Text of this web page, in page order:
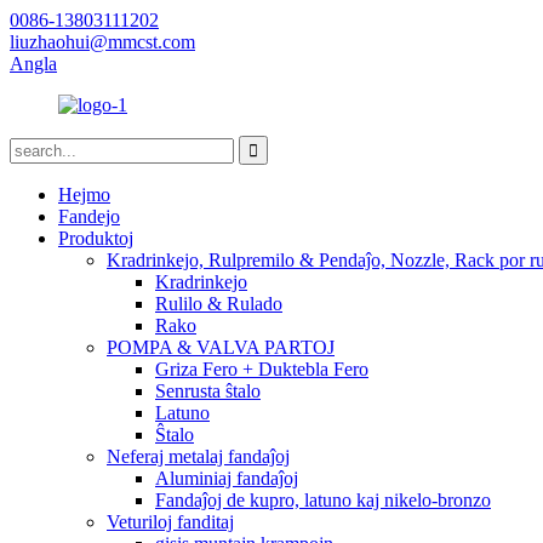
0086-13803111202
liuzhaohui@mmcst.com
Angla
Hejmo
Fandejo
Produktoj
Kradrinkejo, Rulpremilo & Pendaĵo, Nozzle, Rack por
Kradrinkejo
Rulilo & Rulado
Rako
POMPA & VALVA PARTOJ
Griza Fero + Duktebla Fero
Senrusta ŝtalo
Latuno
Ŝtalo
Neferaj metalaj fandaĵoj
Aluminiaj fandaĵoj
Fandaĵoj de kupro, latuno kaj nikelo-bronzo
Veturiloj fanditaj